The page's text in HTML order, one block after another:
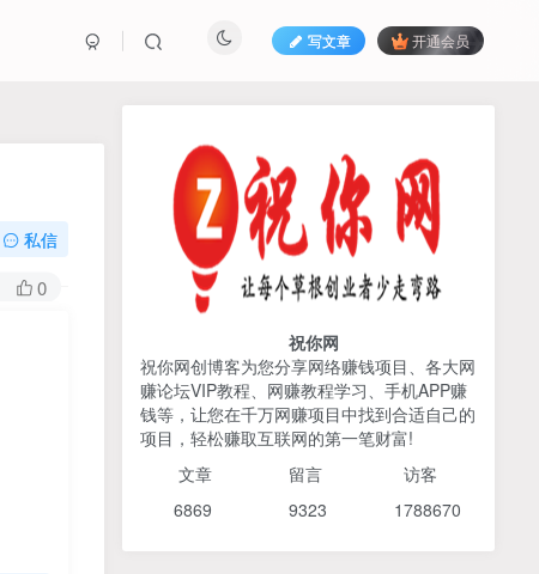
写文章 开通会员
私信
0 425人已阅读
AI编程出海实战课：10分钟速建AI网站
+支付登陆对接，掌握出海全流程
TOP1
2026姜胡说流量&商业设
计，把流量转化为留量，设
计自己的商业模式
6个月前 425人已阅读
TOP2
货，以混剪为主，不需要真
祝你网
祝你网创博客为您分享网络赚钱项目、各大网
赚论坛VIP教程、网赚教程学习、手机APP赚
钱等，让您在千万网赚项目中找到合适自己的
项目，轻松赚取互联网的第一笔财富!
文章 留言 访客
6869 9323 1788670